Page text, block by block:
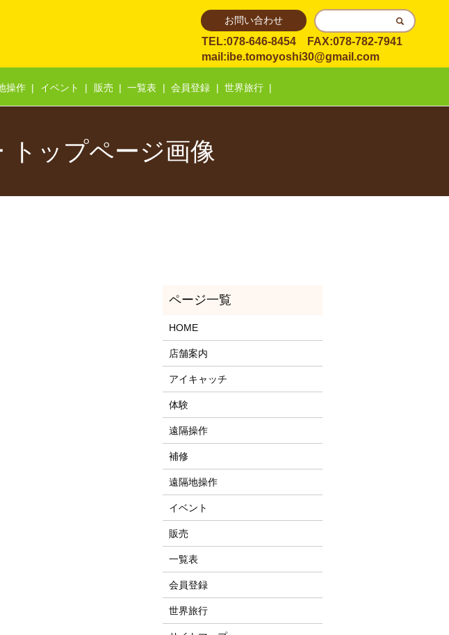
TEL:078-646-8454 FAX:078-782-7941
mail:ibe.tomoyoshi30@gmail.com
操作 イベント 販売 一覧表 会員登録 世界旅行
お問い合わせ
トップページ画像
HOME
店舗案内
アイキャッチ
体験
遠隔操作
補修
遠隔地操作
イベント
販売
一覧表
会員登録
世界旅行